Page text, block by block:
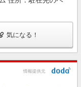
気になる！
情報提供元